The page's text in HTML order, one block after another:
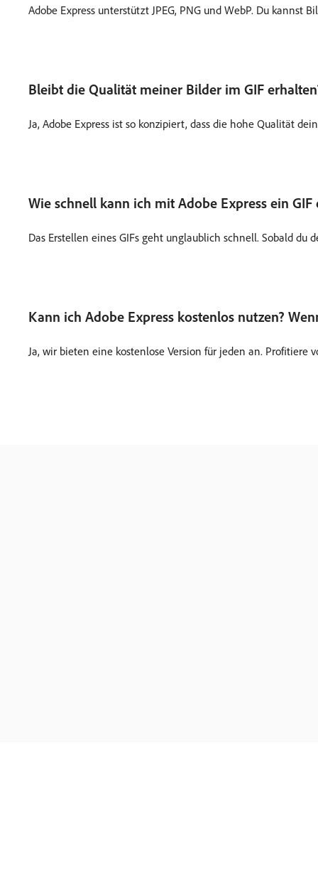
Adobe Express unterstützt JPEG, PNG und WebP. Du
Bleibt die Qualität meiner Bilder im GIF
Ja, Adobe Express ist so konzipiert, dass die hohe Qualität
Wie schnell kann ich mit Adobe Express ein GIF
Das Erstellen eines GIFs geht unglaublich schnell. Sobald
Kann ich Adobe Express kostenlos nutzen?
Ja, wir bieten eine kostenlose Version für jeden an.